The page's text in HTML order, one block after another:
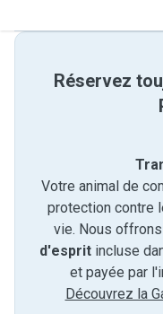
Réservez
Votre animal de
protection contre
vie. Nous offrons
d'esprit incluse
et payée par
Découvrez la